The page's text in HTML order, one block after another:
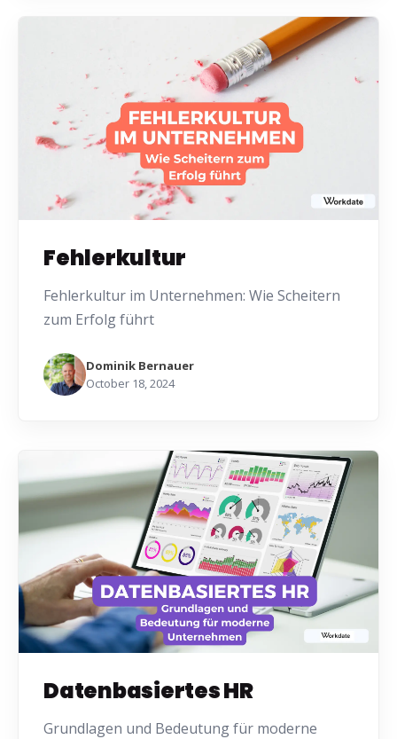
Fehlerkultur
Fehlerkultur im Unternehmen: Wie Scheitern
zum Erfolg führt
Dominik Bernauer
October 18, 2024
Datenbasiertes HR
Grundlagen und Bedeutung für moderne